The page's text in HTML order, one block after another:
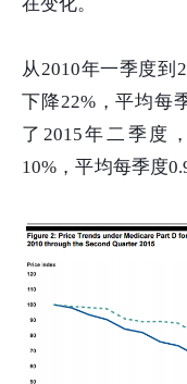
在变化。
从2010年一季度到
下降22%，平均每
了2015年二季度
10%，平均每季度